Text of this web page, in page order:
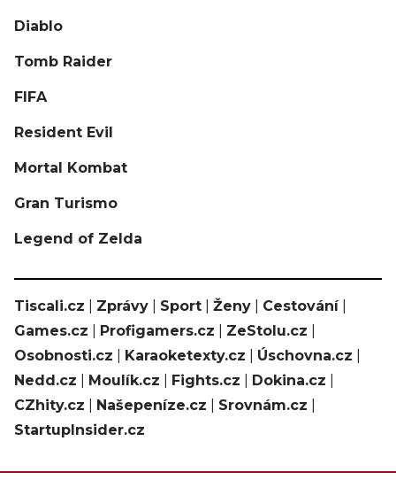
Diablo
Tomb Raider
FIFA
Resident Evil
Mortal Kombat
Gran Turismo
Legend of Zelda
Tiscali.cz Zprávy Sport Ženy Cestování|
Games.cz
Profigamers.cz ZeStolu.cz
Osobnosti.cz
Karaoketexty.cz Úschovna.cz
Nedd.cz
Moulík.cz Fights.cz Dokina.cz
CZhity.cz
Našepeníze.cz Srovnám.cz
StartupInsider.cz